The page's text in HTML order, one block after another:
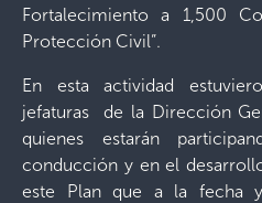
Fortalecimiento a 1,500
Protección Civil”.
En esta actividad
jefaturas de la Dirección
quienes estarán
conducción y en el
este Plan que a la fecha